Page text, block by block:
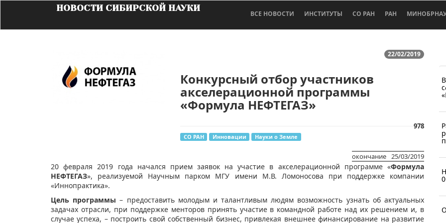
НОВОСТИ СИБИРСКОЙ НАУКИ
ВСЕ НОВОСТИ ИНСТИТУТЫ СО РАН РАН
22/02/2019
Конкурсный отбор участников
акселерационной программы
«Формула НЕФТЕГАЗ»
978
СО РАН Инновации Науки о Земле
окончание 25/03/2019
20 февраля 2019 года начался прием заявок на участие в акселерационной программе «Формула
НЕФТЕГАЗ», реализуемой Научным парком МГУ имени М.В. Ломоносова при поддержке компании
«Иннопрактика».
Цель программы – предоставить молодым и талантливым людям возможность узнать об актуальных
задачах отрасли, при поддержке менторов принять участие в командной работе над их решением и, в
случае успеха, – построить свой собственный бизнес, привлекая внешнее финансирование на развитие